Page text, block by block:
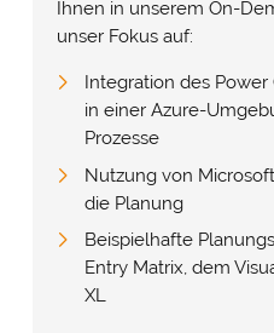
Ihnen in unserem On-
unser Fokus auf:
Integration des
in einer Azure-
Prozesse
Nutzung von
die Planung
Beispielhafte
Entry Matrix, dem
XL